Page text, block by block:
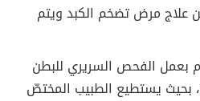
علاج مرض تضخم الكبد ويتم
بعمل الفحص السريري للبطن
بحيث يستطيع الطبيب المختصّ